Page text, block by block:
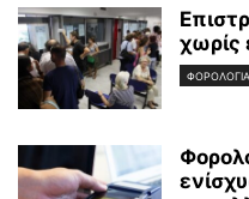
χωρίς
ΦΟΡΟΛΟΓΊΑ